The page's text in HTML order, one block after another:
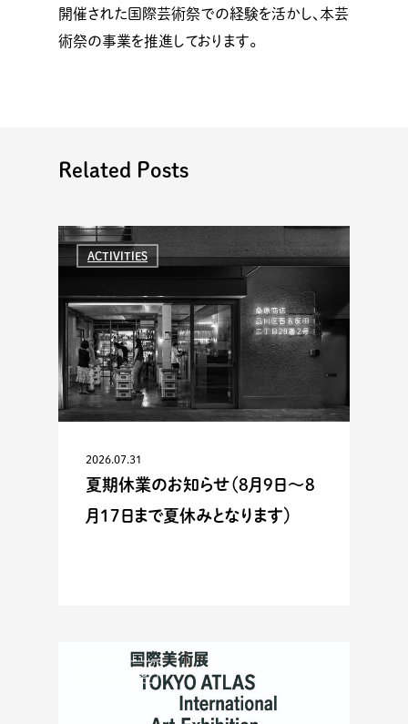
開催された国際芸術祭での経験を活かし、本芸
術祭の事業を推進しております。
Related Posts
ACTIVITIES
2026.07.31
夏期休業のお知らせ（8月9日〜8
月17日まで夏休みとなります）
ACTIVITIES